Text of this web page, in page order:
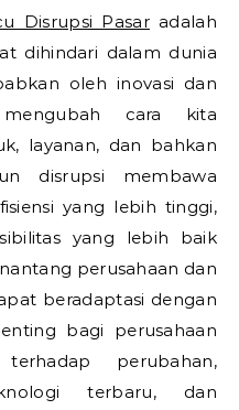
Disrupsi Pasaradalah
dihindari dalam dunia
oleh inovasi dan
cara kita
layanan, dan bahkan
disrupsi membawa
yang lebih tinggi,
yang lebih baik
perusahaan dan
beradaptasi dengan
bagi perusahaan
perubahan,
terbaru, dan